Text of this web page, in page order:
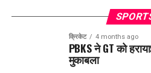
क्रिकेट 4 months ago
PBKS ने GT को
मुकाबला